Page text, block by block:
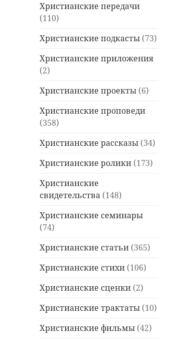
Христианские передачи
(110)
Христианские подкасты (73)
Христианские приложения
(2)
Христианские проекты (6)
Христианские проповеди
(358)
Христианские рассказы (34)
Христианские ролики (173)
Христианские
свидетельства (148)
Христианские семинары
(74)
Христианские статьи (365)
Христианские стихи (106)
Христианские сценки (2)
Христианские трактаты (10)
Христианские фильмы (42)